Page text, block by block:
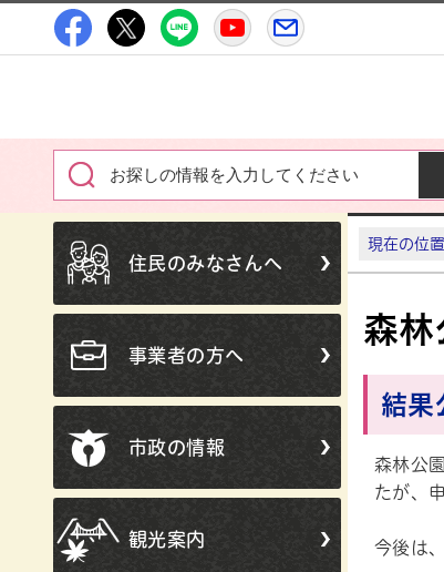
高萩市公式Facebook
高萩市公式X高萩市公式LINE
高萩市YouTube公式
住民のみなさんへ
事業者の方へ
市政の情報
観光案内
現在の位置
森林
結果
森林公
たが、
今後は